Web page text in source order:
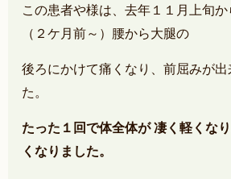
この患者や様は、去年１１月上旬
（２ケ月前～）腰から大腿の
後ろにかけて痛くなり、前屈みが出
た。
たった１回で体全体が 凄く軽くな
くなりました。